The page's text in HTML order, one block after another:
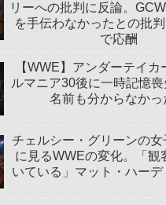
リーへの批判に反論。
を手伝わなかったとの批
で応酬
【WWE】アンダーテイカ
ルマニア30後に一時記憶
名前も分からなかっ
チェルシー・グリーンの
に見るWWEの変化。「観
いている」マット・ハー